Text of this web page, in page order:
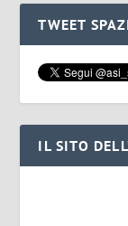
TWEET
IL SITO